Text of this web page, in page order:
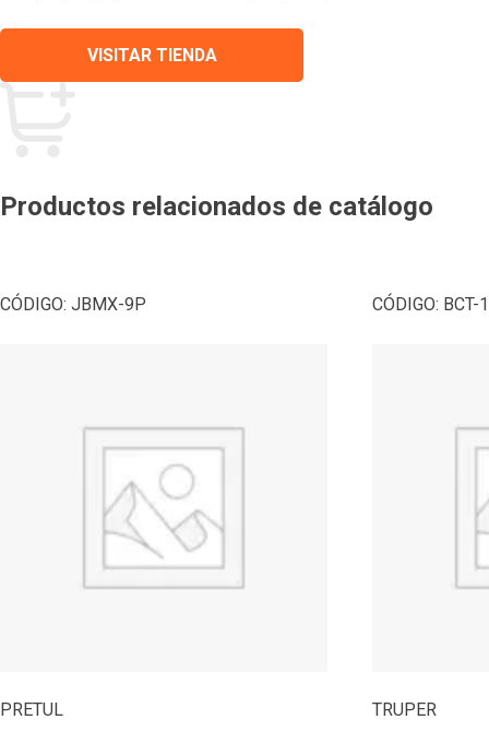
VISITAR TIENDA
Productos relacionados de catálogo
CÓDIGO: JBMX-9P
PRETUL
CÓDIGO: BCT-
TRUPER